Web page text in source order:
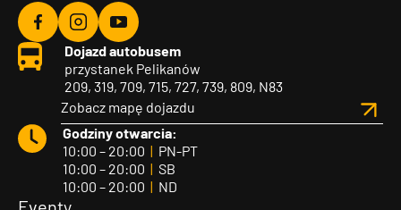
Agvo
Facebook
Agvo
Instagram
Agvo
YouTube
Dojazd autobusem
przystanek Pelikanów
209, 319, 709, 715, 727, 739, 809, N83
Zobacz mapę dojazdu
Godziny otwarcia:
10:00 – 20:00 | PN-PT
10:00 – 20:00 | SB
10:00 – 20:00 | ND